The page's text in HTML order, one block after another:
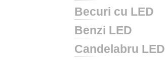
Becuri cu LED
Benzi LED
Candelabru LED